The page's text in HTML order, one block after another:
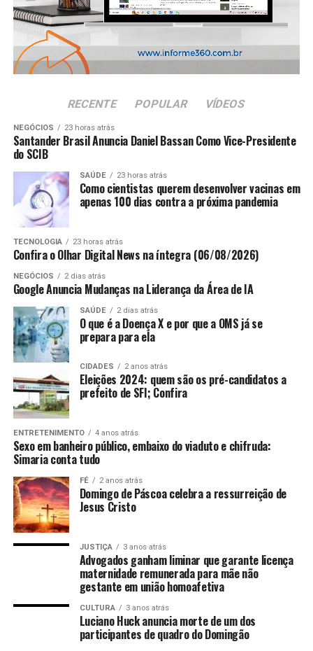
ANÚNCIO
RECENTE POPULAR VÍDEOS
NEGÓCIOS 23 horas atrás
Santander Brasil Anuncia Daniel Bassan Como Vice-Presidente
do SCIB
SAÚDE 23 horas atrás
Como cientistas querem desenvolver vacinas em
apenas 100 dias contra a próxima pandemia
TECNOLOGIA 23 horas atrás
Confira o Olhar Digital News na íntegra (06/08/2026)
NEGÓCIOS 2 dias atrás
Google Anuncia Mudanças na Liderança da Área de IA
SAÚDE 2 dias atrás
O que é a Doença X e por que a OMS já se
prepara para ela
CIDADES 2 anos atrás
Eleições 2024: quem são os pré-candidatos a
prefeito de SFI; Confira
ENTRETENIMENTO 4 anos atrás
Sexo em banheiro público, embaixo do viaduto e chifruda:
Simaria conta tudo
FÉ 2 anos atrás
Domingo de Páscoa celebra a ressurreição de
Jesus Cristo
JUSTIÇA 3 anos atrás
Advogados ganham liminar que garante licença
maternidade remunerada para mãe não
gestante em união homoafetiva
CULTURA 3 anos atrás
Luciano Huck anuncia morte de um dos
participantes de quadro do Domingão